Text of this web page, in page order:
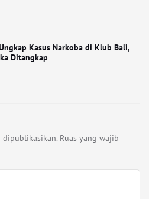
Kasus Narkoba di Klub Bali,
Ditangkap
dipublikasikan. Ruas yang wajib